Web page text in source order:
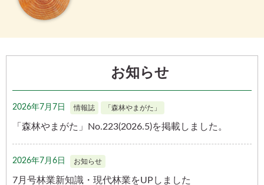
お知らせ
情報誌 「森林やまがた」
2026年7月7日
「森林やまがた」No.223(2026.5)を掲載しました。
お知らせ
2026年7月6日
7月号林業新知識・現代林業をUPしました